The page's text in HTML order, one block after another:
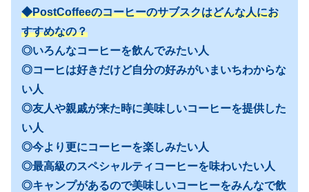
◆PostCoffeeのコーヒーのサブスクはどんな人にお
すすめなの？
◎いろんなコーヒーを飲んでみたい人
◎コーヒは好きだけど自分の好みがいまいちわからな
い人
◎友人や親戚が来た時に美味しいコーヒーを提供した
い人
◎今より更にコーヒーを楽しみたい人
◎最高級のスペシャルティコーヒーを味わいたい人
◎キャンプがあるので美味しいコーヒーをみんなで飲